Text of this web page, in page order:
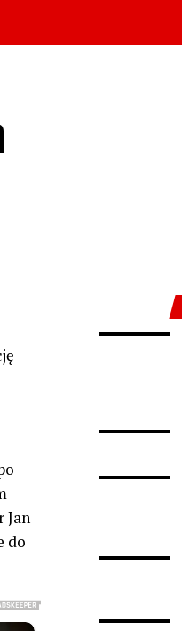
Jan
do